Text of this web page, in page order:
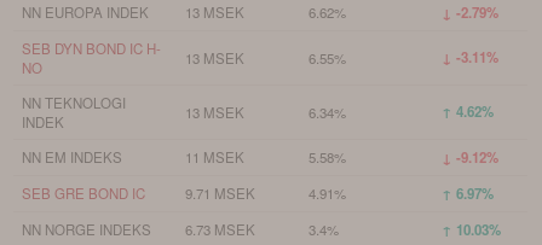
NN EUROPA INDEK 13 MSEK 6.62% ↓ -2.79%
SEB DYN BOND IC H-
NO
13 MSEK 6.55% ↓ -3.11%
NN TEKNOLOGI
INDEK
13 MSEK 6.34% ↑ 4.62%
NN EM INDEKS 11 MSEK 5.58% ↓ -9.12%
SEB GRE BOND IC 9.71 MSEK 4.91% ↑ 6.97%
NN NORGE INDEKS 6.73 MSEK 3.4% ↑ 10.03%